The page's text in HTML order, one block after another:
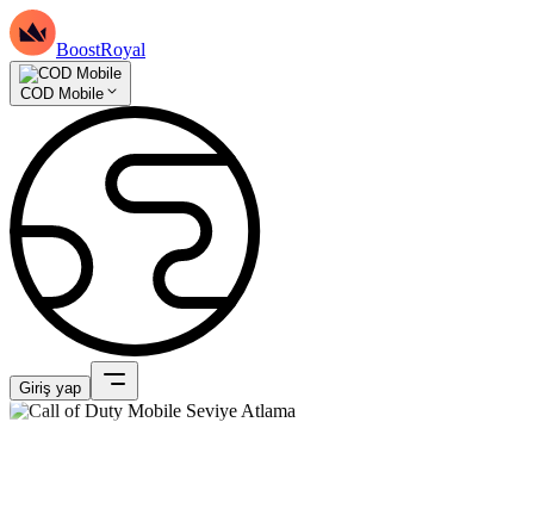
BoostRoyal
COD Mobile
Giriş yap